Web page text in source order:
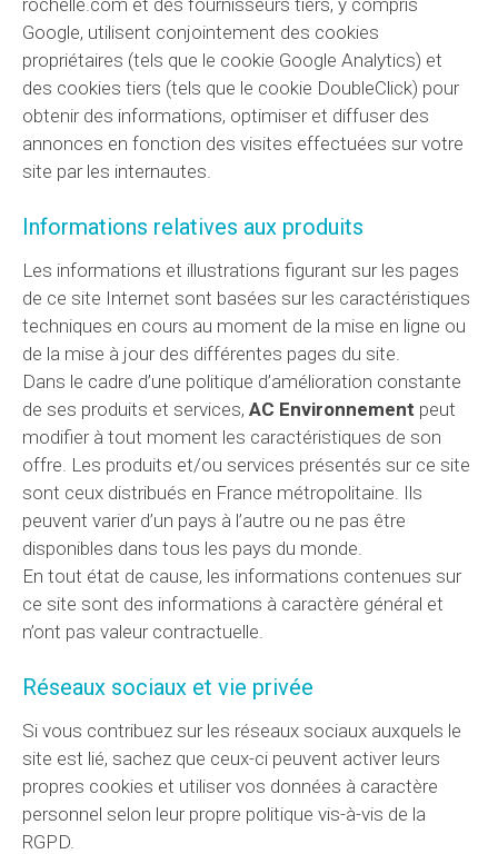
Google, utilisent conjointement des cookies
propriétaires (tels que le cookie Google Analytics) et
des cookies tiers (tels que le cookie DoubleClick) pour
obtenir des informations, optimiser et diffuser des
annonces en fonction des visites effectuées sur votre
site par les internautes.
Informations relatives aux produits
Les informations et illustrations figurant sur les pages
de ce site Internet sont basées sur les caractéristiques
techniques en cours au moment de la mise en ligne ou
de la mise à jour des différentes pages du site.
Dans le cadre d’une politique d’amélioration constante
de ses produits et services, AC Environnement peut
modifier à tout moment les caractéristiques de son
offre. Les produits et/ou services présentés sur ce site
sont ceux distribués en France métropolitaine. Ils
peuvent varier d’un pays à l’autre ou ne pas être
disponibles dans tous les pays du monde.
En tout état de cause, les informations contenues sur
ce site sont des informations à caractère général et
n’ont pas valeur contractuelle.
Réseaux sociaux et vie privée
Si vous contribuez sur les réseaux sociaux auxquels le
site est lié, sachez que ceux-ci peuvent activer leurs
propres cookies et utiliser vos données à caractère
personnel selon leur propre politique vis-à-vis de la
RGPD.